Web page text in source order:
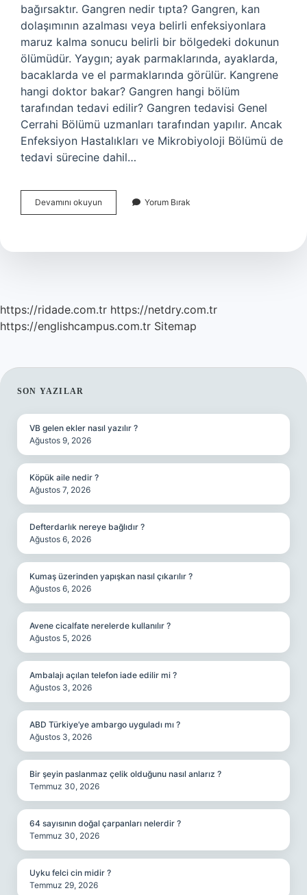
bağırsaktır. Gangren nedir tıpta? Gangren, kan
dolaşımının azalması veya belirli enfeksiyonlara
maruz kalma sonucu belirli bir bölgedeki dokunun
ölümüdür. Yaygın; ayak parmaklarında, ayaklarda,
bacaklarda ve el parmaklarında görülür. Kangrene
hangi doktor bakar? Gangren hangi bölüm
tarafından tedavi edilir? Gangren tedavisi Genel
Cerrahi Bölümü uzmanları tarafından yapılır. Ancak
Enfeksiyon Hastalıkları ve Mikrobiyoloji Bölümü de
tedavi sürecine dahil…
Devamını okuyun Kangren
Diğer
Yorum Bırak
https://ridade.com.tr https://netdry.com.tr
https://englishcampus.com.tr Sitemap
SIDEBAR
SON YAZILAR
VB gelen ekler nasıl yazılır ?
Ağustos 9, 2026
Köpük aile nedir ?
Ağustos 7, 2026
Defterdarlık nereye bağlıdır ?
Ağustos 6, 2026
Kumaş üzerinden yapışkan nasıl çıkarılır ?
Ağustos 6, 2026
Avene cicalfate nerelerde kullanılır ?
Ağustos 5, 2026
Ambalajı açılan telefon iade edilir mi ?
Ağustos 3, 2026
ABD Türkiye’ye ambargo uyguladı mı ?
Ağustos 3, 2026
Bir şeyin paslanmaz çelik olduğunu nasıl anlarız ?
Temmuz 30, 2026
64 sayısının doğal çarpanları nelerdir ?
Temmuz 30, 2026
Uyku felci cin midir ?
Temmuz 29, 2026